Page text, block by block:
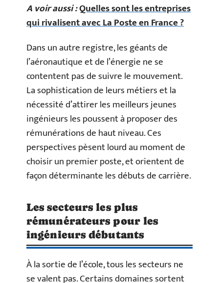
A voir aussi :Quelles sont les entreprises
qui rivalisent avec La Poste en France ?
Dans un autre registre, les géants de
l’aéronautique et de l’énergie ne se
contentent pas de suivre le mouvement.
La sophistication de leurs métiers et la
nécessité d’attirer les meilleurs jeunes
ingénieurs les poussent à proposer des
rémunérations de haut niveau. Ces
perspectives pèsent lourd au moment de
choisir un premier poste, et orientent de
façon déterminante les débuts de carrière.
Les secteurs les plus
rémunérateurs pour les
ingénieurs débutants
À la sortie de l’école, tous les secteurs ne
se valent pas. Certains domaines sortent